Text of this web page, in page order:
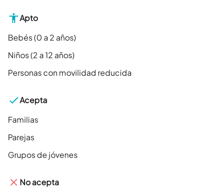
Apto
Bebés (0 a 2 años)
Niños (2 a 12 años)
Personas con movilidad reducida
Acepta
Familias
Parejas
Grupos de jóvenes
No acepta